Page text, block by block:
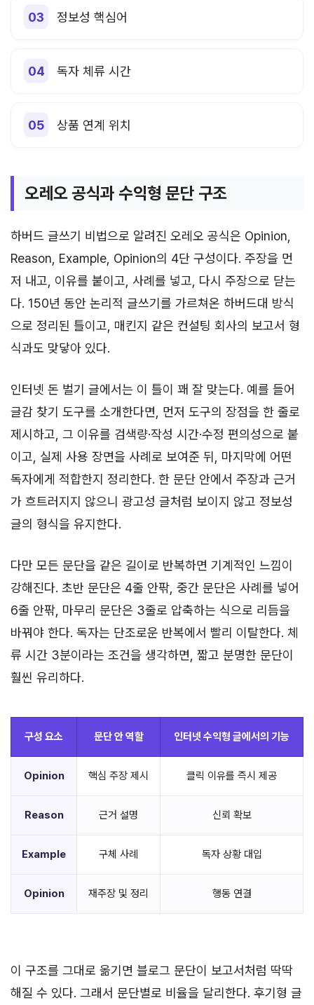
정보성 핵심어
독자 체류 시간
상품 연계 위치
오레오 공식과 수익형 문단 구조
하버드 글쓰기 비법으로 알려진 오레오 공식은 Opinion,
Reason, Example, Opinion의 4단 구성이다. 주장을 먼
저 내고, 이유를 붙이고, 사례를 넣고, 다시 주장으로 닫는
다. 150년 동안 논리적 글쓰기를 가르쳐온 하버드대 방식
으로 정리된 틀이고, 매킨지 같은 컨설팅 회사의 보고서 형
식과도 맞닿아 있다.
인터넷 돈 벌기 글에서는 이 틀이 꽤 잘 맞는다. 예를 들어
글감 찾기 도구를 소개한다면, 먼저 도구의 장점을 한 줄로
제시하고, 그 이유를 검색량·작성 시간·수정 편의성으로 붙
이고, 실제 사용 장면을 사례로 보여준 뒤, 마지막에 어떤
독자에게 적합한지 정리한다. 한 문단 안에서 주장과 근거
가 흐트러지지 않으니 광고성 글처럼 보이지 않고 정보성
글의 형식을 유지한다.
다만 모든 문단을 같은 길이로 반복하면 기계적인 느낌이
강해진다. 초반 문단은 4줄 안팎, 중간 문단은 사례를 넣어
6줄 안팎, 마무리 문단은 3줄로 압축하는 식으로 리듬을
바꿔야 한다. 독자는 단조로운 반복에서 빨리 이탈한다. 체
류 시간 3분이라는 조건을 생각하면, 짧고 분명한 문단이
훨씬 유리하다.
구성 요소 문단 안 역할 인터넷 수익형 글에서의 기능
Opinion 핵심 주장 제시 클릭 이유를 즉시 제공
Reason 근거 설명 신뢰 확보
Example 구체 사례 독자 상황 대입
Opinion 재주장 및 정리 행동 연결
이 구조를 그대로 옮기면 블로그 문단이 보고서처럼 딱딱
해질 수 있다. 그래서 문단별로 비율을 달리한다. 후기형 글